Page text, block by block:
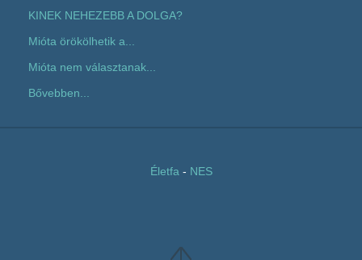
KINEK NEHEZEBB A DOLGA?
Mióta örökölhetik a...
Mióta nem választanak...
Bővebben...
Életfa - NES